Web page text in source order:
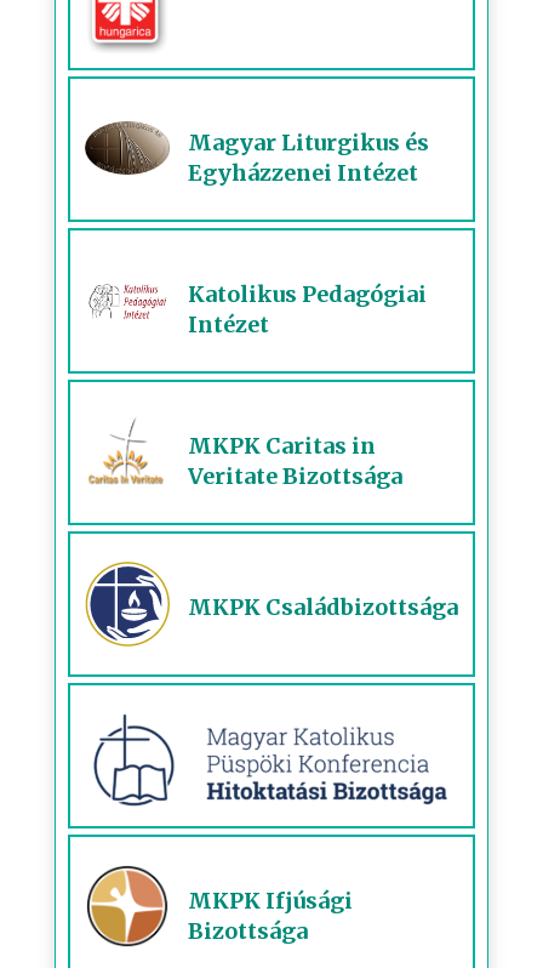
Magyar Liturgikus és
Egyházzenei Intézet
Katolikus Pedagógiai
Intézet
MKPK Caritas in
Veritate Bizottsága
MKPK Családbizottsága
MKPK Ifjúsági
Bizottsága